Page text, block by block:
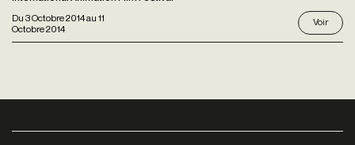
Du 3 Octobre 2014au 11
Octobre 2014
Voir